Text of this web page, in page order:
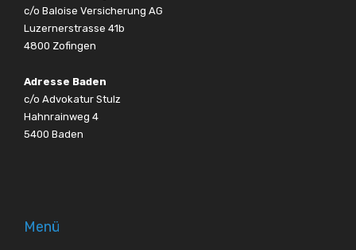
c/o Baloise Versicherung AG
Luzernerstrasse 41b
4800 Zofingen
Adresse Baden
c/o Advokatur Stulz
Hahnrainweg 4
5400 Baden
Menü